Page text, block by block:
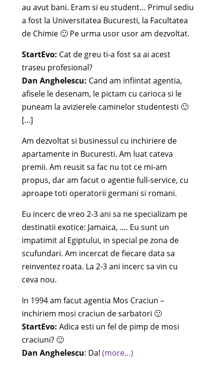
au avut bani. Eram si eu student… Primul sediu
a fost la Universitatea Bucuresti, la Facultatea
de Chimie 🙂 Pe urma usor usor am dezvoltat.
StartEvo: Cat de greu ti-a fost sa ai acest
traseu profesional?
Dan Anghelescu: Cand am infiintat agentia,
afisele le desenam, le pictam cu carioca si le
puneam la avizierele caminelor studentesti 🙂
[…]
Am dezvoltat si businessul cu inchiriere de
apartamente in Bucuresti. Am luat cateva
premii. Am reusit sa fac nu tot ce mi-am
propus, dar am facut o agentie full-service, cu
aproape toti operatorii germani si romani.
Eu incerc de vreo 2-3 ani sa ne specializam pe
destinatii exotice: Jamaica, …. Eu sunt un
impatimit al Egiptului, in special pe zona de
scufundari. Am incercat de fiecare data sa
reinventez roata. La 2-3 ani incerc sa vin cu
ceva nou.
In 1994 am facut agentia Mos Craciun –
inchiriem mosi craciun de sarbatori 🙂
StartEvo: Adica esti un fel de pimp de mosi
craciuni? 🙂
Dan Anghelescu: Da! (more…)